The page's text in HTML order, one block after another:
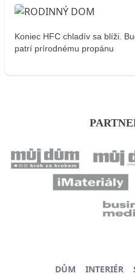
Koniec HFC chladív sa blíži.
patrí prírodnému propánu
DŮM INTERIÉR